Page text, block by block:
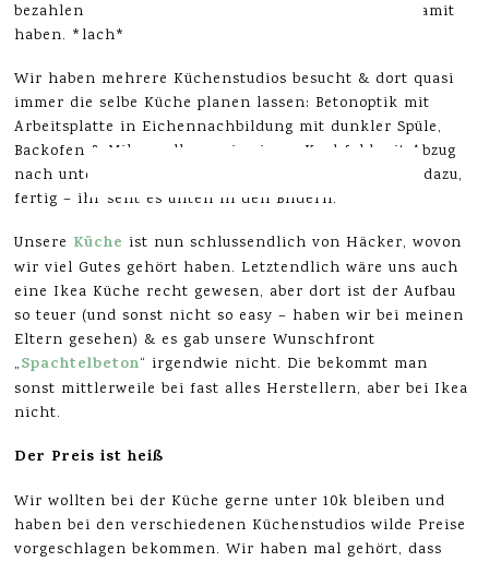
bezahlen wollten & dann keine zusätzliche Arbeit damit
haben. *lach*
Wir haben mehrere Küchenstudios besucht & dort quasi
immer die selbe Küche planen lassen: Betonoptik mit
Arbeitsplatte in Eichennachbildung mit dunkler Spüle,
Backofen & Mikrowelle, sowie einem Kochfeld mit Abzug
nach unten (Umluft). In L-Form. Ein Hängeschrank dazu,
fertig – ihr seht es unten in den Bildern.
Unsere Küche ist nun schlussendlich von Häcker, wovon
wir viel Gutes gehört haben. Letztendlich wäre uns auch
eine Ikea Küche recht gewesen, aber dort ist der Aufbau
so teuer (und sonst nicht so easy – haben wir bei meinen
Eltern gesehen) & es gab unsere Wunschfront
„Spachtelbeton“ irgendwie nicht. Die bekommt man
sonst mittlerweile bei fast alles Herstellern, aber bei Ikea
nicht.
Der Preis ist heiß
Wir wollten bei der Küche gerne unter 10k bleiben und
haben bei den verschiedenen Küchenstudios wilde Preise
vorgeschlagen bekommen. Wir haben mal gehört, dass